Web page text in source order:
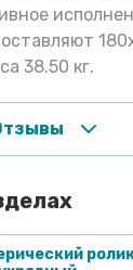
38.50 кг.